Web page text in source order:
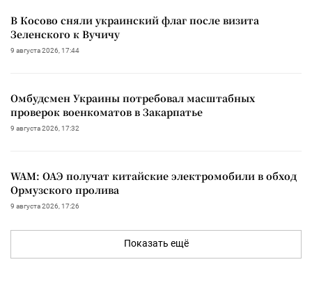
В Косово сняли украинский флаг после визита
Зеленского к Вучичу
9 августа 2026, 17:44
Омбудсмен Украины потребовал масштабных
проверок военкоматов в Закарпатье
9 августа 2026, 17:32
WAM: ОАЭ получат китайские электромобили в обход
Ормузского пролива
9 августа 2026, 17:26
Показать ещё